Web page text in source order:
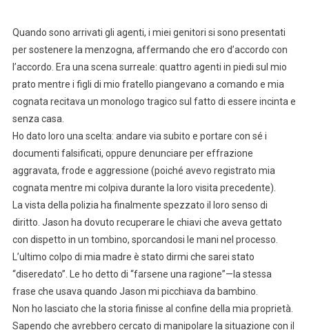
Quando sono arrivati gli agenti, i miei genitori si sono presentati
per sostenere la menzogna, affermando che ero d’accordo con
l’accordo. Era una scena surreale: quattro agenti in piedi sul mio
prato mentre i figli di mio fratello piangevano a comando e mia
cognata recitava un monologo tragico sul fatto di essere incinta e
senza casa.
Ho dato loro una scelta: andare via subito e portare con sé i
documenti falsificati, oppure denunciare per effrazione
aggravata, frode e aggressione (poiché avevo registrato mia
cognata mentre mi colpiva durante la loro visita precedente).
La vista della polizia ha finalmente spezzato il loro senso di
diritto. Jason ha dovuto recuperare le chiavi che aveva gettato
con dispetto in un tombino, sporcandosi le mani nel processo.
L’ultimo colpo di mia madre è stato dirmi che sarei stato
“diseredato”. Le ho detto di “farsene una ragione”—la stessa
frase che usava quando Jason mi picchiava da bambino.
Non ho lasciato che la storia finisse al confine della mia proprietà.
Sapendo che avrebbero cercato di manipolare la situazione con il